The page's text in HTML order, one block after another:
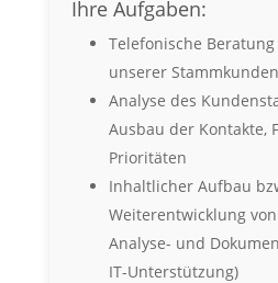
Ihre Aufgaben:
Telefonische
unserer Stammkunden
Analyse des
Ausbau der Kontakte,
Prioritäten
Inhaltlicher Aufbau
Weiterentwicklung
Analyse- und
IT-Unterstützung)